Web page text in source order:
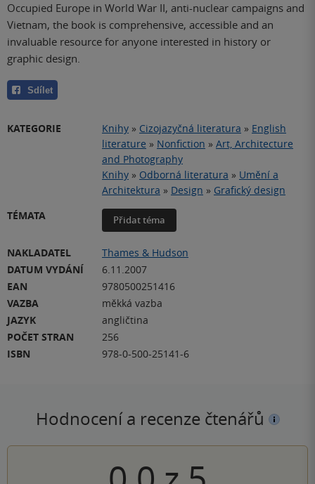
Occupied Europe in World War II, anti-nuclear campaigns and
Vietnam, the book is comprehensive, accessible and an
invaluable resource for anyone interested in history or
graphic design.
Sdílet
KATEGORIE Knihy » Cizojazyčná literatura » English
literature » Nonfiction » Art, Architecture
and Photography
Knihy » Odborná literatura » Umění a
Architektura » Design » Grafický design
TÉMATA
Přidat téma
NAKLADATEL
Thames & Hudson
DATUM VYDÁNÍ
6.11.2007
EAN
9780500251416
VAZBA
měkká vazba
JAZYK
angličtina
POČET STRAN
256
ISBN
978-0-500-25141-6
Hodnocení a recenze čtenářů